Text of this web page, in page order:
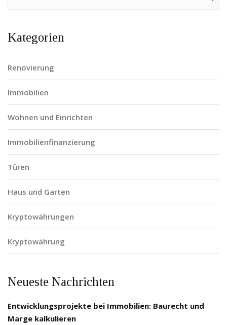
Kategorien
Renovierung
Immobilien
Wohnen und Einrichten
Immobilienfinanzierung
Türen
Haus und Garten
Kryptowährungen
Kryptowährung
Neueste Nachrichten
Entwicklungsprojekte bei Immobilien: Baurecht und
Marge kalkulieren